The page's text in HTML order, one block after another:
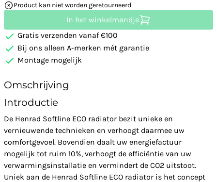
Product kan niet worden geretourneerd
In het winkelmandje
Gratis verzenden vanaf €100
Bij ons alleen A-merken mét garantie
Montage mogelijk
Omschrijving
Introductie
De Henrad Softline ECO radiator bezit unieke en
vernieuwende technieken en verhoogt daarmee uw
comfortgevoel. Bovendien daalt uw energiefactuur
mogelijk tot ruim 10%, verhoogt de efficiëntie van uw
verwarmingsinstallatie en vermindert de CO2 uitstoot.
Uniek aan de Henrad Softline ECO radiator is het concept